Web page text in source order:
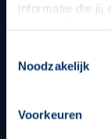
informatie die jij
op een veilige
beheren op de
Noodzakelijk
Voorkeuren